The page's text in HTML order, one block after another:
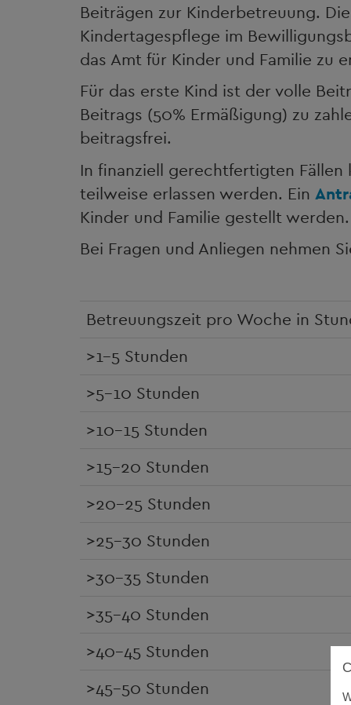
Beiträgen zur Kinderbetreuung.
Kindertagespflege im
das Amt für Kinder und Familie zu
Für das erste Kind ist der volle
Beitrags (50% Ermäßigung) zu
beitragsfrei.
In finanziell gerechtfertigten
teilweise erlassen werden. Ein
Kinder und Familie gestellt
Bei Fragen und Anliegen nehmen
Betreuungszeit pro Woche in
>1-5 Stunden
>5-10 Stunden
>10-15 Stunden
>15-20 Stunden
>20-25 Stunden
>25-30 Stunden
>30-35 Stunden
>35-40 Stunden
>40-45 Stunden
>45-50 Stunden